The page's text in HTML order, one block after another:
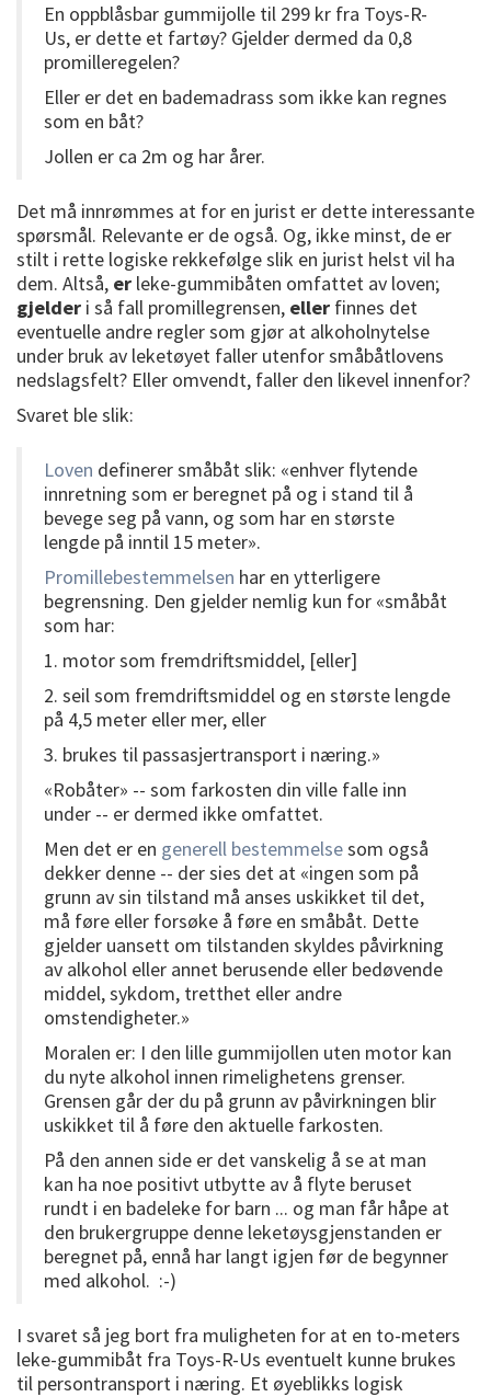
En oppblåsbar gummijolle til 299 kr fra Toys-R-
Us, er dette et fartøy? Gjelder dermed da 0,8
promilleregelen?
Eller er det en bademadrass som ikke kan regnes
som en båt?
Jollen er ca 2m og har årer.
Det må innrømmes at for en jurist er dette interessante
spørsmål. Relevante er de også. Og, ikke minst, de er
stilt i rette logiske rekkefølge slik en jurist helst vil ha
dem. Altså, er leke-gummibåten omfattet av loven;
gjelder i så fall promillegrensen, eller finnes det
eventuelle andre regler som gjør at alkoholnytelse
under bruk av leketøyet faller utenfor småbåtlovens
nedslagsfelt? Eller omvendt, faller den likevel innenfor?
Svaret ble slik:
Loven definerer småbåt slik: «enhver flytende
innretning som er beregnet på og i stand til å
bevege seg på vann, og som har en største
lengde på inntil 15 meter».
Promillebestemmelsen har en ytterligere
begrensning. Den gjelder nemlig kun for «småbåt
som har:
1. motor som fremdriftsmiddel, [eller]
2. seil som fremdriftsmiddel og en største lengde
på 4,5 meter eller mer, eller
3. brukes til passasjertransport i næring.»
«Robåter» -- som farkosten din ville falle inn
under -- er dermed ikke omfattet.
Men det er en generell bestemmelsesom også
dekker denne -- der sies det at «ingen som på
grunn av sin tilstand må anses uskikket til det,
må føre eller forsøke å føre en småbåt. Dette
gjelder uansett om tilstanden skyldes påvirkning
av alkohol eller annet berusende eller bedøvende
middel, sykdom, tretthet eller andre
omstendigheter.»
Moralen er: I den lille gummijollen uten motor kan
du nyte alkohol innen rimelighetens grenser.
Grensen går der du på grunn av påvirkningen blir
uskikket til å føre den aktuelle farkosten.
På den annen side er det vanskelig å se at man
kan ha noe positivt utbytte av å flyte beruset
rundt i en badeleke for barn ... og man får håpe at
den brukergruppe denne leketøysgjenstanden er
beregnet på, ennå har langt igjen før de begynner
med alkohol. :-)
I svaret så jeg bort fra muligheten for at en to-meters
leke-gummibåt fra Toys-R-Us eventuelt kunne brukes
til persontransport i næring. Et øyeblikks logisk